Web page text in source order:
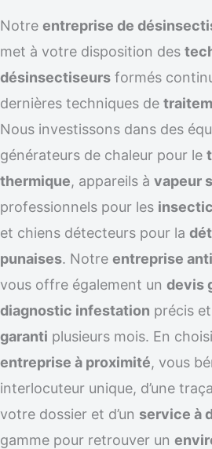
Notre entreprise de
met à votre disposition des
désinsectiseurs formés
dernières techniques de
Nous investissons dans des
générateurs de chaleur pour le
thermique, appareils à vapeur
professionnels pour les
et chiens détecteurs pour la
punaises. Notre entreprise
vous offre également un devis
diagnostic infestation précis
garanti plusieurs mois. En
entreprise à proximité, vous
interlocuteur unique, d’une
votre dossier et d’un service à
gamme pour retrouver un